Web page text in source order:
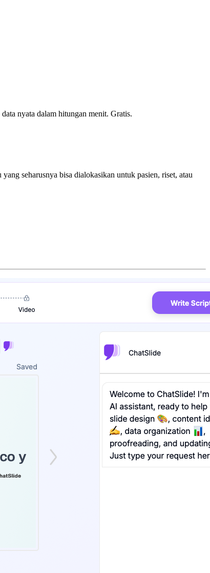
nyata dalam hitungan menit. Gratis.
seharusnya bisa dialokasikan untuk pasien, riset, atau